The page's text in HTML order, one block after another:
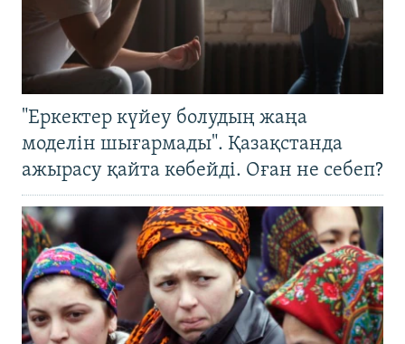
"Еркектер күйеу болудың жаңа
моделін шығармады". Қазақстанда
ажырасу қайта көбейді. Оған не себеп?